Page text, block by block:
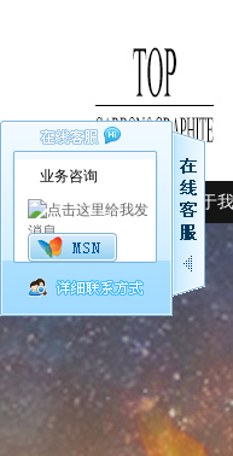
网站首页 关于
业务咨询